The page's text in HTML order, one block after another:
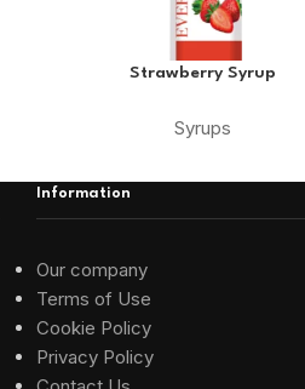
Strawberry Syrup
Syrups
Information
Our company
Terms of Use
Cookie Policy
Privacy Policy